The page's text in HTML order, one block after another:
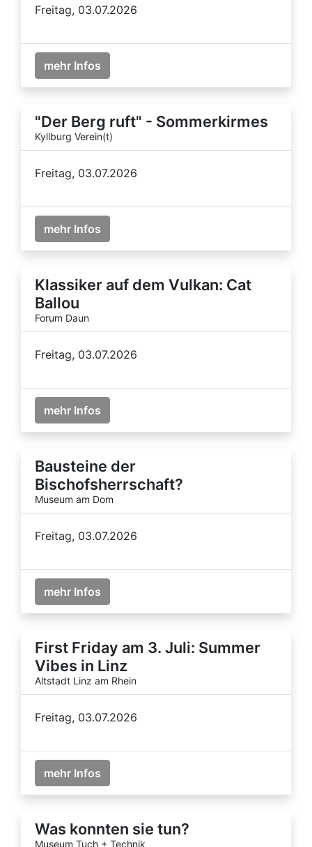
Freitag, 03.07.2026
mehr Infos
"Der Berg ruft" - Sommerkirmes
Kyllburg Verein(t)
Freitag, 03.07.2026
mehr Infos
Klassiker auf dem Vulkan: Cat
Ballou
Forum Daun
Freitag, 03.07.2026
mehr Infos
Bausteine der
Bischofsherrschaft?
Museum am Dom
Freitag, 03.07.2026
mehr Infos
First Friday am 3. Juli: Summer
Vibes in Linz
Altstadt Linz am Rhein
Freitag, 03.07.2026
mehr Infos
Was konnten sie tun?
Museum Tuch + Technik